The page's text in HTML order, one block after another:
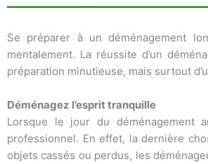
Se préparer à un déménagement
mentalement. La réussite d’un
préparation minutieuse, mais surtout
Déménagez l’esprit tranquille
Lorsque le jour du
professionnel. En effet, la dernière
objets cassés ou perdus, les